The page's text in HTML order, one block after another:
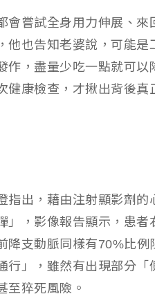
會嘗試全身用力伸展、來
他也告知老婆說，可能是
作，盡量少吃一點就可以
康檢查，才揪出背後真
指出，藉由注射顯影劑的
」，影像報告顯示，患者
降支動脈同樣有70%比例
行」，雖然有出現部分「
至猝死風險。